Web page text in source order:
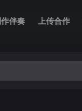
伴奏 上传合作